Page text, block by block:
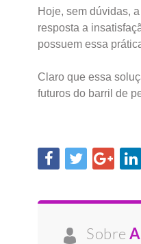
Hoje, sem dúvidas,
resposta a
possuem essa
Claro que essa
futuros do barril de
Sobre